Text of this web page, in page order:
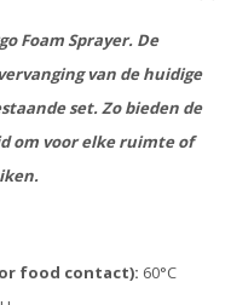
Foam Sprayer. De
van de huidige
set. Zo bieden de
om voor elke ruimte of
food contact): 60°C